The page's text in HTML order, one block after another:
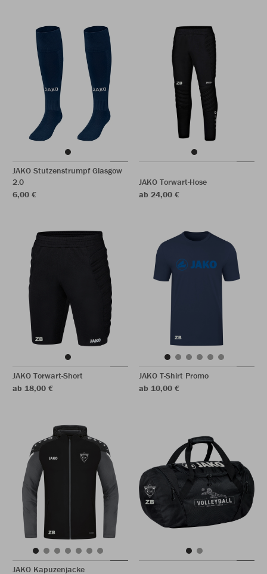
JAKO Stutzenstrumpf Glasgow
2.0
6,00 €
JAKO Torwart-Hose
ab 24,00 €
JAKO Torwart-Short
ab 18,00 €
JAKO T-Shirt Promo
ab 10,00 €
JAKO Kapuzenjacke